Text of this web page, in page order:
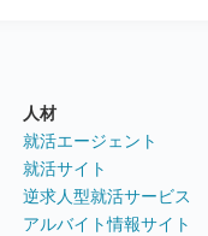
人材
就活エージェント
就活サイト
逆求人型就活サービス
アルバイト情報サイト